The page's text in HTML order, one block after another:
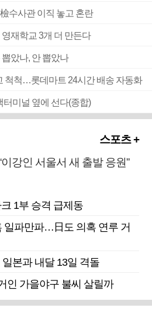
수사관 이직 놓고 혼란
재학교 3개 더 만든다
았나, 안 뽑았나
척척…롯데마트 24시간 배송 자동화
터미널 옆에 선다(종합)
스포츠 +
이강인 서울서 새 출발 응원”
1부 승격 급제동
일파만파…日도 의혹 연루 거
본과 내달 13일 격돌
인 가을야구 불씨 살릴까